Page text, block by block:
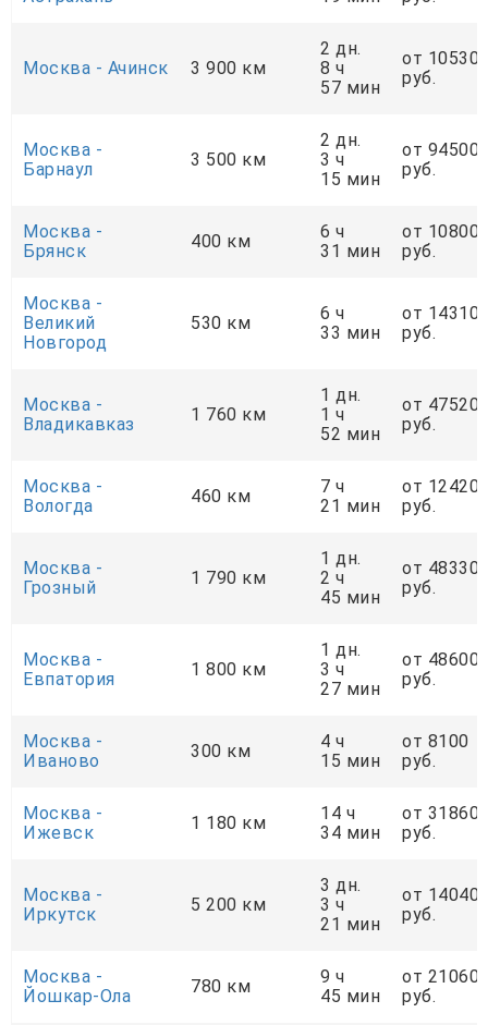
Москва - Ачинск 3 900 км
2 дн.
8 ч
57 мин
от
руб.
Москва -
Барнаул
3 500 км
2 дн.
3 ч
15 мин
от 94500
руб.
Москва -
Брянск
400 км
6 ч
31 мин
от 10800
руб.
Москва -
Великий
Новгород
530 км
6 ч
33 мин
от 14310
руб.
Москва -
Владикавказ
1 760 км
1 дн.
1 ч
52 мин
от 47520
руб.
Москва -
Вологда
460 км
7 ч
21 мин
от 12420
руб.
Москва -
Грозный
1 790 км
1 дн.
2 ч
45 мин
от 48330
руб.
Москва -
Евпатория
1 800 км
1 дн.
3 ч
27 мин
от 48600
руб.
Москва -
Иваново
300 км
4 ч
15 мин
от 8100
руб.
Москва -
Ижевск
1 180 км
14 ч
34 мин
от 31860
руб.
Москва -
Иркутск
5 200 км
3 дн.
3 ч
21 мин
от
руб.
Москва -
Йошкар-Ола
780 км
9 ч
45 мин
от 21060
руб.